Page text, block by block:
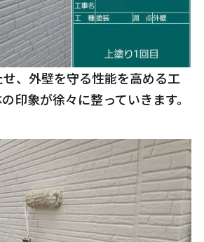
、外壁を守る性能を高める工
印象が徐々に整っていきます。